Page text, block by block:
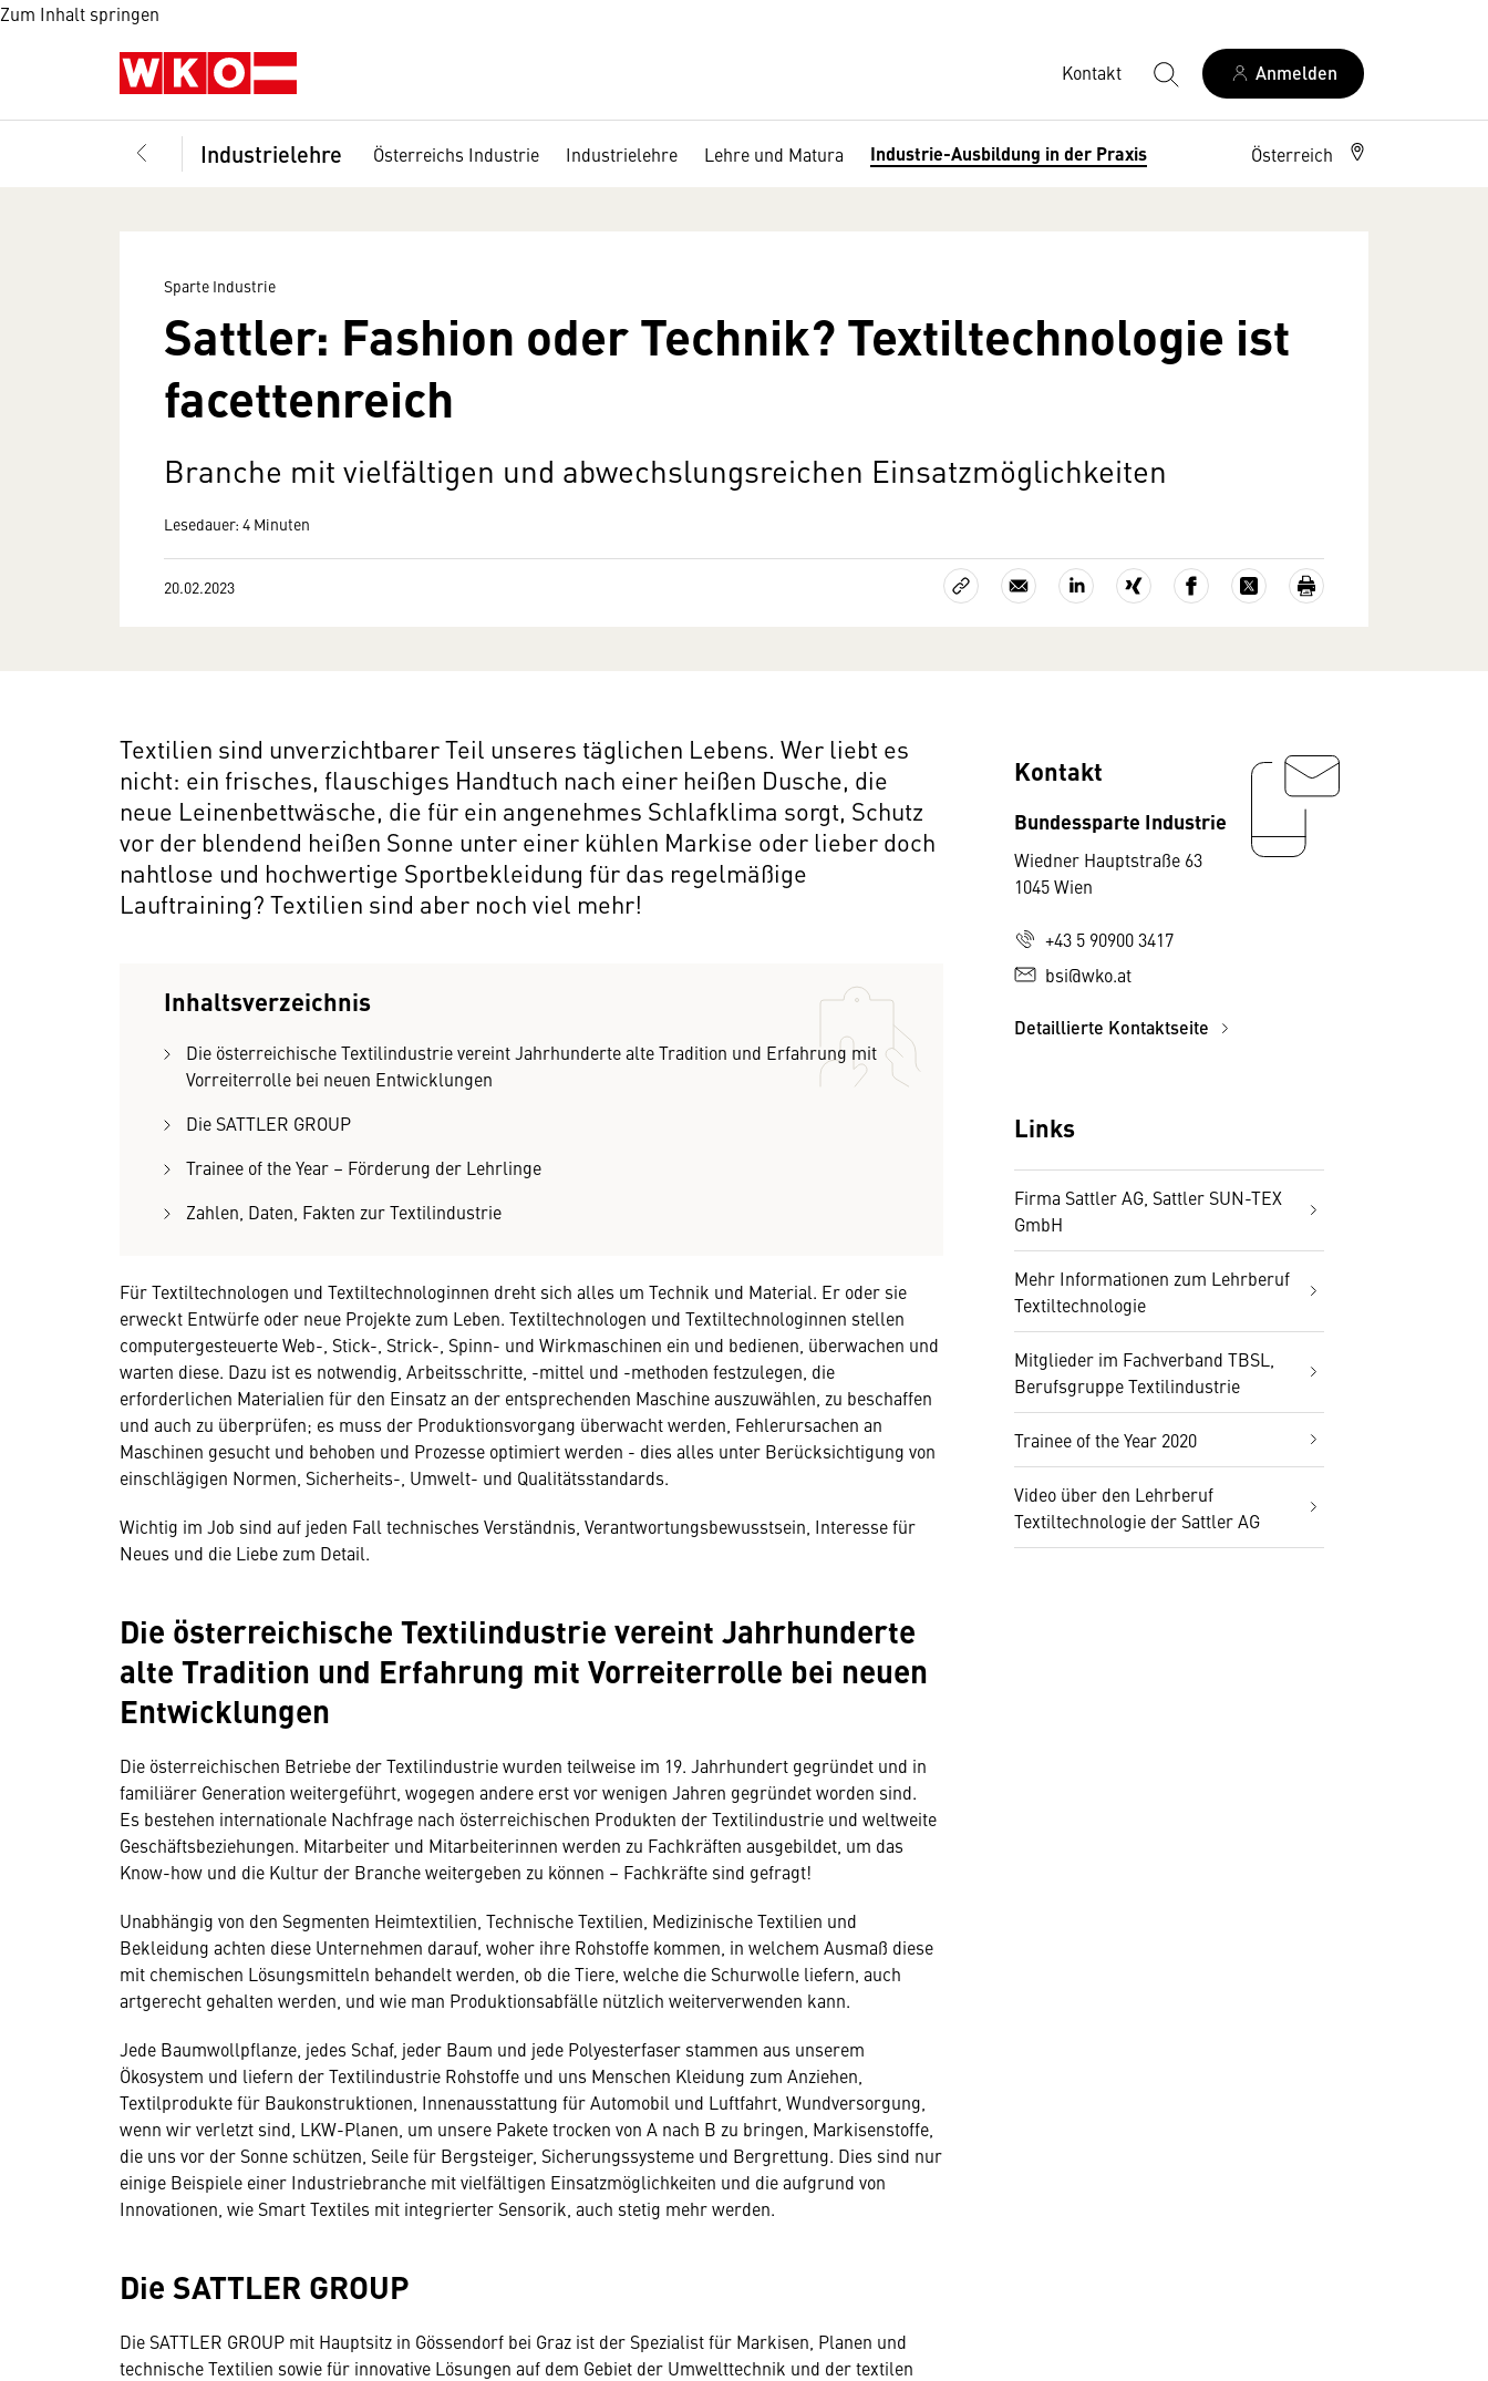
Zum Inhalt springen
Kontakt Anmelden
Industrielehre Österreichs Industrie Industrielehre Lehre und Matura Industrie-Ausbildung in der Praxis Österreich
Sparte Industrie
Sattler: Fashion oder Technik? Textiltechnologie ist
facettenreich
Branche mit vielfältigen und abwechslungsreichen Einsatzmöglichkeiten
Lesedauer: 4 Minuten
20.02.2023
Textilien sind unverzichtbarer Teil unseres täglichen Lebens. Wer liebt es
nicht: ein frisches, flauschiges Handtuch nach einer heißen Dusche, die
neue Leinenbettwäsche, die für ein angenehmes Schlafklima sorgt, Schutz
vor der blendend heißen Sonne unter einer kühlen Markise oder lieber doch
nahtlose und hochwertige Sportbekleidung für das regelmäßige
Lauftraining? Textilien sind aber noch viel mehr!
Inhaltsverzeichnis
Die österreichische Textilindustrie vereint Jahrhunderte alte Tradition und Erfahrung mit
Vorreiterrolle bei neuen Entwicklungen
Die SATTLER GROUP
Trainee of the Year – Förderung der Lehrlinge
Zahlen, Daten, Fakten zur Textilindustrie
Für Textiltechnologen und Textiltechnologinnen dreht sich alles um Technik und Material. Er oder sie
erweckt Entwürfe oder neue Projekte zum Leben. Textiltechnologen und Textiltechnologinnen stellen
computergesteuerte Web-, Stick-, Strick-, Spinn- und Wirkmaschinen ein und bedienen, überwachen und
warten diese. Dazu ist es notwendig, Arbeitsschritte, -mittel und -methoden festzulegen, die
erforderlichen Materialien für den Einsatz an der entsprechenden Maschine auszuwählen, zu beschaffen
und auch zu überprüfen; es muss der Produktionsvorgang überwacht werden, Fehlerursachen an
Maschinen gesucht und behoben und Prozesse optimiert werden - dies alles unter Berücksichtigung von
einschlägigen Normen, Sicherheits-, Umwelt- und Qualitätsstandards.
Wichtig im Job sind auf jeden Fall technisches Verständnis, Verantwortungsbewusstsein, Interesse für
Neues und die Liebe zum Detail.
Die österreichische Textilindustrie vereint Jahrhunderte
alte Tradition und Erfahrung mit Vorreiterrolle bei neuen
Entwicklungen
Die österreichischen Betriebe der Textilindustrie wurden teilweise im 19. Jahrhundert gegründet und in
familiärer Generation weitergeführt, wogegen andere erst vor wenigen Jahren gegründet worden sind.
Es bestehen internationale Nachfrage nach österreichischen Produkten der Textilindustrie und weltweite
Geschäftsbeziehungen. Mitarbeiter und Mitarbeiterinnen werden zu Fachkräften ausgebildet, um das
Know-how und die Kultur der Branche weitergeben zu können – Fachkräfte sind gefragt!
Unabhängig von den Segmenten Heimtextilien, Technische Textilien, Medizinische Textilien und
Bekleidung achten diese Unternehmen darauf, woher ihre Rohstoffe kommen, in welchem Ausmaß diese
mit chemischen Lösungsmitteln behandelt werden, ob die Tiere, welche die Schurwolle liefern, auch
artgerecht gehalten werden, und wie man Produktionsabfälle nützlich weiterverwenden kann.
Jede Baumwollpflanze, jedes Schaf, jeder Baum und jede Polyesterfaser stammen aus unserem
Ökosystem und liefern der Textilindustrie Rohstoffe und uns Menschen Kleidung zum Anziehen,
Textilprodukte für Baukonstruktionen, Innenausstattung für Automobil und Luftfahrt, Wundversorgung,
wenn wir verletzt sind, LKW-Planen, um unsere Pakete trocken von A nach B zu bringen, Markisenstoffe,
die uns vor der Sonne schützen, Seile für Bergsteiger, Sicherungssysteme und Bergrettung. Dies sind nur
einige Beispiele einer Industriebranche mit vielfältigen Einsatzmöglichkeiten und die aufgrund von
Innovationen, wie Smart Textiles mit integrierter Sensorik, auch stetig mehr werden.
Die SATTLER GROUP
Die SATTLER GROUP mit Hauptsitz in Gössendorf bei Graz ist der Spezialist für Markisen, Planen und
technische Textilien sowie für innovative Lösungen auf dem Gebiet der Umwelttechnik und der textilen
Kontakt
Bundessparte Industrie
Wiedner Hauptstraße 63
1045 Wien
+43 5 90900 3417
bsi@wko.at
Detaillierte Kontaktseite
Links
Firma Sattler AG, Sattler SUN-TEX
GmbH
Mehr Informationen zum Lehrberuf
Textiltechnologie
Mitglieder im Fachverband TBSL,
Berufsgruppe Textilindustrie
Trainee of the Year 2020
Video über den Lehrberuf
Textiltechnologie der Sattler AG